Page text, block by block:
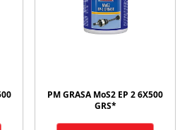
PM GRASA MoS2 EP 2 6X500
GRS*